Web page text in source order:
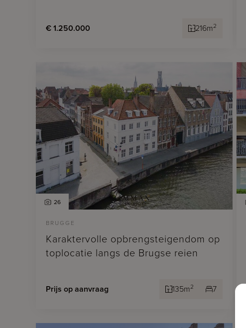
€ 1.250.000 216m2
26
BRUGGE
Karaktervolle opbrengsteigendom op
toplocatie langs de Brugse reien
Prijs op aanvraag 135m2 7